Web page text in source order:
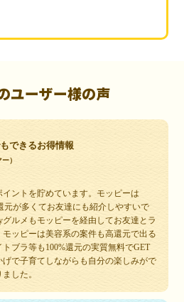
ユーザー様の声
できるお得情報
）
ントを貯めています。モッピーは
元が多くてお友達にも紹介しやすいで
グルメもモッピーを経由してお友達とラ
ッピーは美容系の案件も高還元で出る
ブラ等も100%還元の実質無料でGET
で子育てしながらも自分の楽しみがで
した。